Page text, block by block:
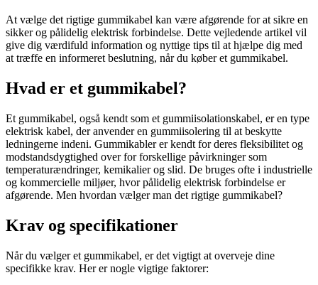
At vælge det rigtige gummikabel kan være afgørende for at sikre en
sikker og pålidelig elektrisk forbindelse. Dette vejledende artikel vil
give dig værdifuld information og nyttige tips til at hjælpe dig med
at træffe en informeret beslutning, når du køber et gummikabel.
Hvad er et gummikabel?
Et gummikabel, også kendt som et gummiisolationskabel, er en type
elektrisk kabel, der anvender en gummiisolering til at beskytte
ledningerne indeni. Gummikabler er kendt for deres fleksibilitet og
modstandsdygtighed over for forskellige påvirkninger som
temperaturændringer, kemikalier og slid. De bruges ofte i industrielle
og kommercielle miljøer, hvor pålidelig elektrisk forbindelse er
afgørende. Men hvordan vælger man det rigtige gummikabel?
Krav og specifikationer
Når du vælger et gummikabel, er det vigtigt at overveje dine
specifikke krav. Her er nogle vigtige faktorer: